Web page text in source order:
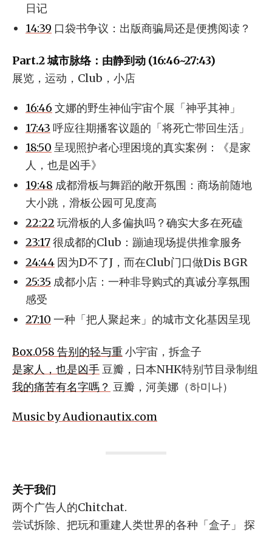
日记
14:39 口袋书争议：出版商骗局还是便携阅读？
Part.2 城市脉络：由静到动 (16:46~27:43)
展览，运动，Club，小店
16:46 文娜的野生神仙宇宙个展「神乎其神」
17:43 呼应往期播客议题的「将死亡带回生活」
18:50 呈现照护者心理困境的真实案例：《是家
人，也是凶手》
19:48 成都滑板与舞蹈的敞开氛围：商场前随地
大小跳，滑板公园可见度高
22:22 玩滑板的人多偏执吗？确实大多在死磕
23:17很成都的Club：蹦迪现场提供推拿服务
24:44 因为D不了J，而在Club门口做Dis BGR
25:35 成都小店：一种非导购式的真诚分享氛围
感受
27:10 一种「把人聚起来」的城市文化基因呈现
Box.058 告别的轻与重 小宇宙，拆盒子
是家人，也是凶手豆瓣，日本NHK特别节目录制组
我的痛苦有名字嗎？ 豆瓣，河美娜（하미나）
Music by Audionautix.com
关于我们
两个广告人的Chitchat.
尝试拆除、把玩和重建人类世界的各种「盒子」 探